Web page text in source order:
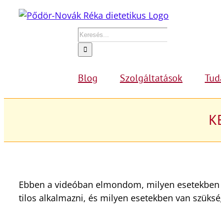
Kihagyás
Keresés...
Blog Szolgáltatások
Ebben a videóban elmondom, milyen
tilos alkalmazni, és milyen esetekben van